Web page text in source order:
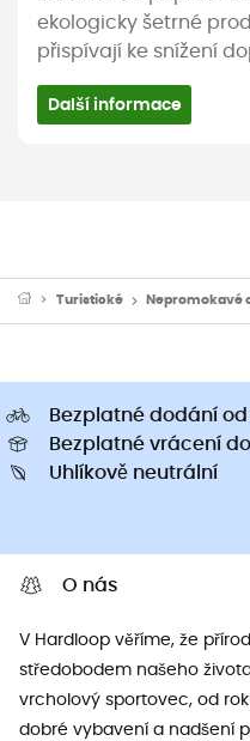
ekologicky šetrné
přispívají ke snížení
Další informace
Turistické Nepromokavé
Bezplatné dodání od
Bezplatné vrácení
Uhlíkově neutrální
O nás
V Hardloop věříme, že
středobodem našeho
vrcholový sportovec, od
dobré vybavení a nadšení